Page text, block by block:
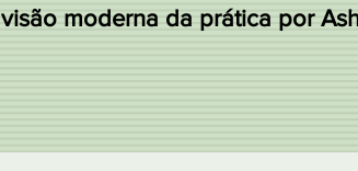
visão moderna da prática por